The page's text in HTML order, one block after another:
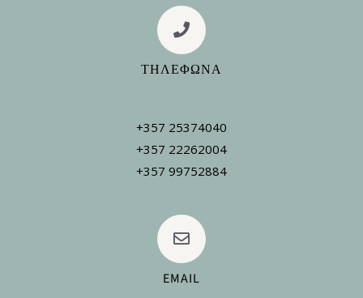
ΤΗΛΕΦΩΝΑ
+357 25374040
+357 22262004
+357 99752884
EMAIL